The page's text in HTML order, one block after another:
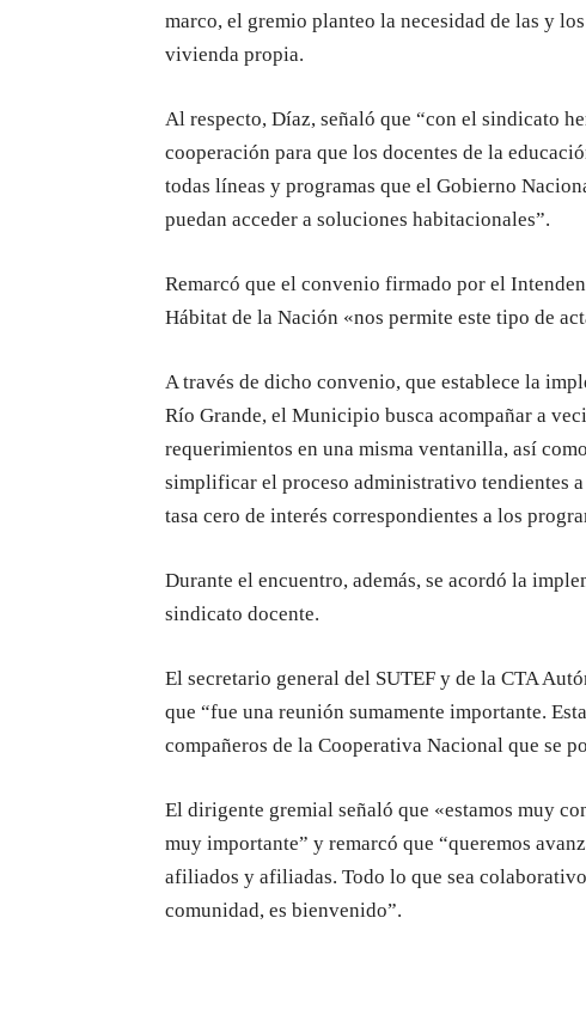
marco, el gremio planteo la necesidad de las y
vivienda propia.
Al respecto, Díaz, señaló que “con el sindicato
cooperación para que los docentes de la
todas líneas y programas que el Gobierno
puedan acceder a soluciones habitacionales”.
Remarcó que el convenio firmado por el
Hábitat de la Nación «nos permite este tipo de
A través de dicho convenio, que establece la
Río Grande, el Municipio busca acompañar a
requerimientos en una misma ventanilla, así
simplificar el proceso administrativo tendientes
tasa cero de interés correspondientes a los
Durante el encuentro, además, se acordó la
sindicato docente.
El secretario general del SUTEF y de la CTA
que “fue una reunión sumamente importante.
compañeros de la Cooperativa Nacional que se
El dirigente gremial señaló que «estamos muy
muy importante” y remarcó que “queremos
afiliados y afiliadas. Todo lo que sea
comunidad, es bienvenido”.